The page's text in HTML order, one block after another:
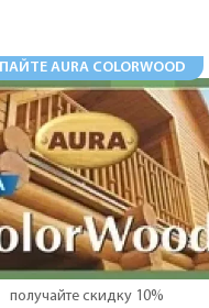
AURA COLORWOOD
получайте скидку 10%